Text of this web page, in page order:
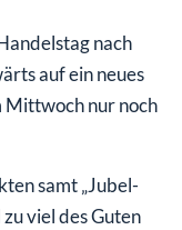
nach
auf ein neues
Mittwoch nur noch
samt „Jubel-
viel des Guten